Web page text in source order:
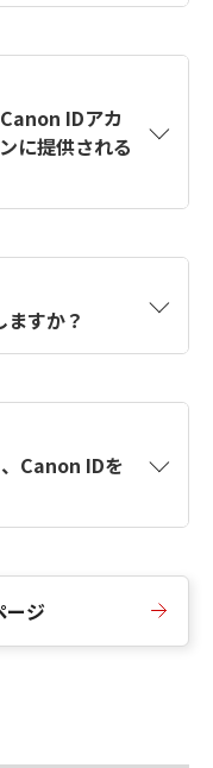
ラ】Canon IDとは
法は？をご確認く
IDアカ
に提供される
す。アカウントを
情報を使用して
力します。
すか？
Canon IDを
ージ